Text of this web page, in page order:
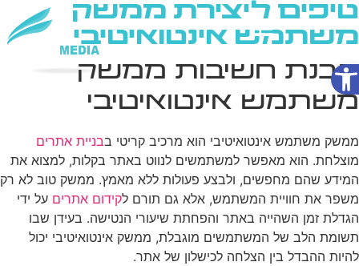
פתח סרגל נגישות
טיפים ליצירת ממשק
משתמש אינטואיטיבי
הבנת חשיבות ממשק
משתמש אינטואיטיבי
ממשק משתמש אינטואיטיבי הוא מרכיב קריטי בבניית אתרים
מוצלחת. הוא מאפשר למשתמשים לנווט באתר בקלות, למצוא את
המידע שהם מחפשים, ולבצע פעולות ללא מאמץ. ממשק טוב לא רק
משפר את חוויית המשתמש, אלא גם תורם לקידום אתרים על ידי
הגדלת זמן השהייה באתר והפחתת שיעורי הנטישה. בעידן שבו
תשומת הלב של המשתמשים מוגבלת, ממשק אינטואיטיבי יכול
להיות ההבדל בין הצלחה לכישלון של אתר.